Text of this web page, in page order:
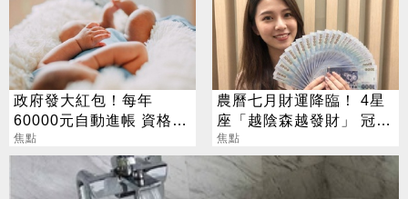
政府發大紅包！每年
60000元自動進帳 資格一
次看
焦點
農曆七月財運降臨！ 4星
座「越陰森越發財」 冠軍
賺到翻
焦點